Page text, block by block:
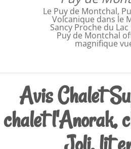
Le Puy de Montchal,
Volcanique dans le
Sancy Proche du Lac
Puy de Montchal
magnifique
Avis Chalet
chalet l'Anorak,